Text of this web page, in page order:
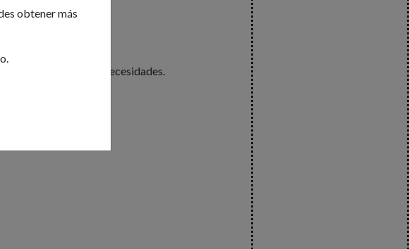
coincidan con tus necesidades.
obtener más